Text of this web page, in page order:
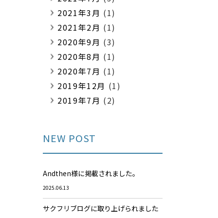
2021年3月 (1)
2021年2月 (1)
2020年9月 (3)
2020年8月 (1)
2020年7月 (1)
2019年12月 (1)
2019年7月 (2)
NEW POST
Andthen様に掲載されました。
2025.06.13
サクフリブログに取り上げられました